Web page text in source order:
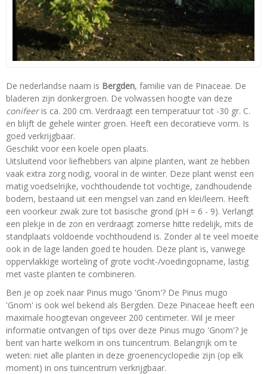
De nederlandse naam is Bergden, familie van de Pinaceae. De
bladeren zijn donkergroen. De volwassen hoogte van deze
conifeeris ca. 200 cm. Verdraagt een temperatuur tot -30 gr. C.
en blijft de gehele winter groen. Heeft een decoratieve vorm. Is
goed verkrijgbaar.
Geschikt voor een koele open plaats.
Uitsluitend voor liefhebbers van alpine planten, want ze hebben
vaak extra zorg nodig, vooral in de winter. Deze plant wenst een
matig voedselrijke, vochthoudende tot vochtige, zandhoudende
bodem, bestaand uit een mengsel van zand en klei/leem. Heeft
een voorkeur zwak zure tot basische grond (pH = 6 - 9). Verlangt
een plekje in de zon en verdraagt zomerse hitte redelijk, mits de
standplaats voldoende vochthoudend is. Zonder al te veel moeite
ook in de lage landen goed te houden. Deze plant is, vanwege
oppervlakkige worteling of grote vocht-/voedingopname, lastig
met vaste planten te combineren.
Ben je op zoek naar Pinus mugo 'Gnom'? De Pinus mugo
'Gnom' is ook wel bekend als Bergden. Deze Pinaceae heeft een
maximale hoogtevan ongeveer 200 centimeter. Wil je meer
informatie ontvangen of tips over deze Pinus mugo 'Gnom'? Je
bent van harte welkom in ons tuincentrum. Belangrijk om te
weten: niet alle planten in deze groenencyclopedie zijn (op elk
moment) in ons tuincentrum verkrijgbaar.